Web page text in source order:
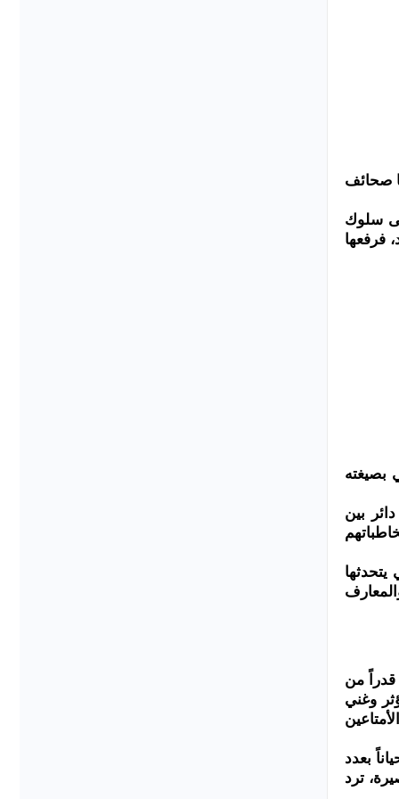
صحائف
سلوك
فرفعها
بصيغته
دائر بين
يتحدثها
قدراً من
وغني
بعدد
وهو: توصيات عامة قصيرة، ترد